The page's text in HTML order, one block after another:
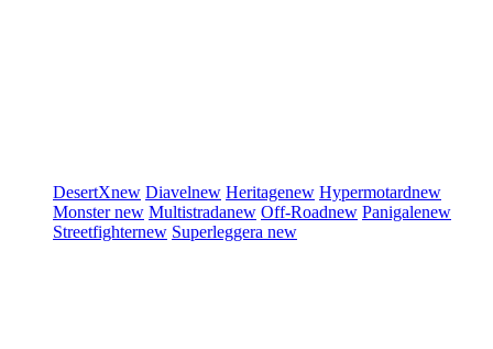
DesertXnew Diavelnew Heritagenew Hypermotardnew
Monsternew Multistradanew Off-Roadnew Panigalenew
Streetfighternew Superleggera new